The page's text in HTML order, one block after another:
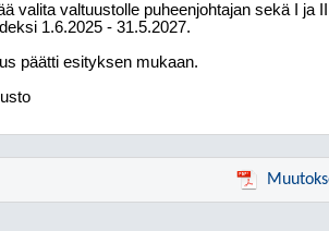
valita valtuustolle puheenjohtajan sekä I ja
1.6.2025 - 31.5.2027.
päätti esityksen mukaan.